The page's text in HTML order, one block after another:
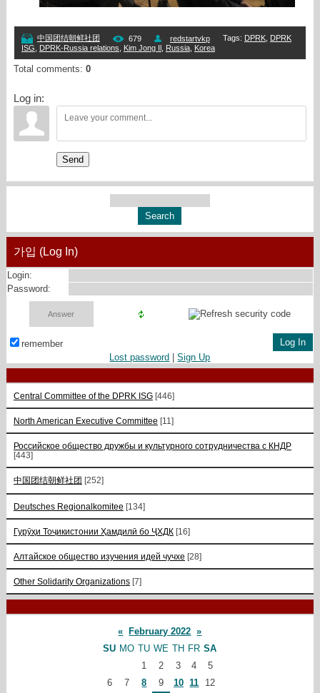
中国团结朝鲜社团 679 redstartvkp Tags: DPRK, DPRK
ISG
DPRK-Russia relations Kim Jong Il Russia, Korea
Total comments: 0
Log in:
Send
가입 (Log In)
Login:
Password:
remember
Lost password |Sign Up
Central Committee of the DPRK ISG [446]
North American Executive Committee [11]
Российское общество дружбы и культурного сотрудничества с КНДР
[443]
中国团结朝鲜社团 [252]
Deutsches Regionalkomitee [134]
Гурӯҳи Тоҷикистонии Ҳамдилӣ бо ҶХДК [16]
Алтайское общество изучения идей чучхе [28]
Other Solidarity Organizations [7]
« February 2022 »
SU MO TU WE TH FR SA
1
2 3 4
5
6
7 8 9 10 11 12